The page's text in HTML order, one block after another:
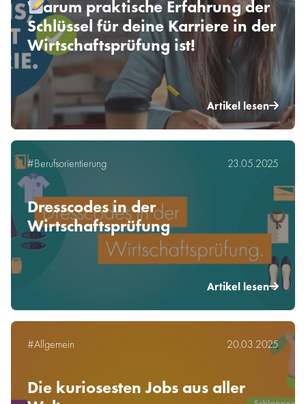
Warum praktische Erfahrung der
Schlüssel für deine Karriere in der
Wirtschaftsprüfung ist!
Artikel lesen
#Berufsorientierung 23.05.2025
Dresscodes in der
Wirtschaftsprüfung
Artikel lesen
#Allgemein 20.03.2025
Die kuriosesten Jobs aus aller